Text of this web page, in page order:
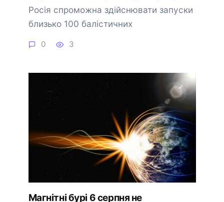
Росія спроможна здійснювати запуски
близько 100 балістичних
0 3
Магнітні бурі 6 серпня не